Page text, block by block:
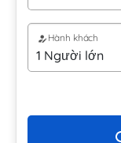
Hành khách